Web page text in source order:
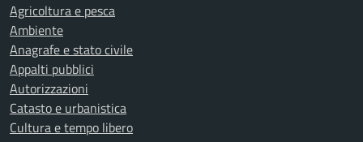
Agricoltura e pesca
Ambiente
Anagrafe e stato civile
Appalti pubblici
Autorizzazioni
Catasto e urbanistica
Cultura e tempo libero